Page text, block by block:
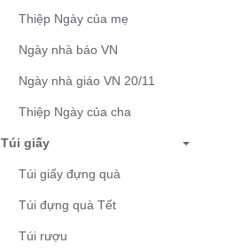
Thiệp Ngày của mẹ
Ngày nhà báo VN
Ngày nhà giáo VN 20/11
Thiệp Ngày của cha
Túi giấy
Túi giấy đựng quà
Túi đựng quà Tết
Túi rượu